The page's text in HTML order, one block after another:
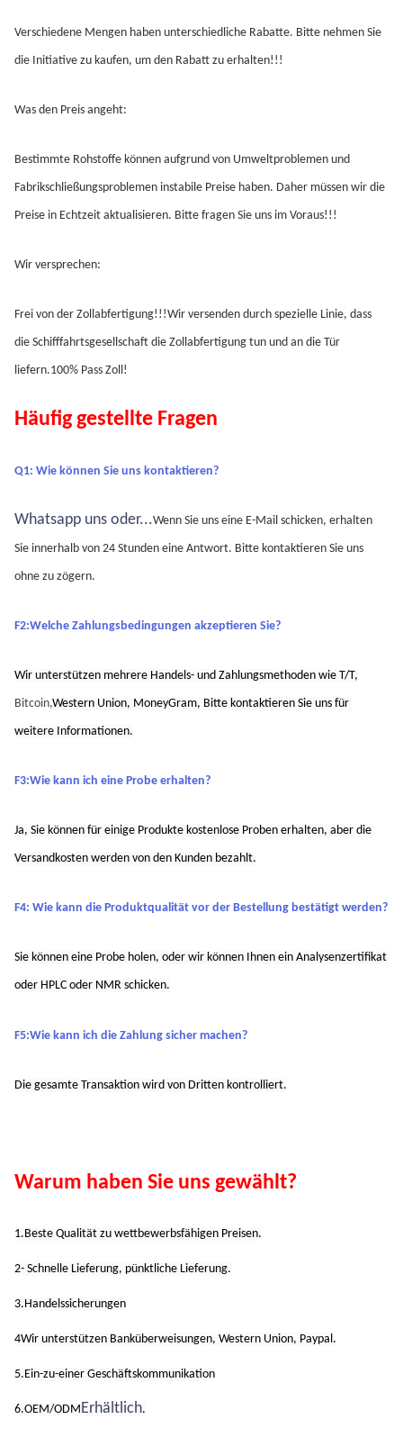
Verschiedene Mengen haben unterschiedliche Rabatte. Bitte nehmen Sie
die Initiative zu kaufen, um den Rabatt zu erhalten!!!
Was den Preis angeht:
Bestimmte Rohstoffe können aufgrund von Umweltproblemen und
Fabrikschließungsproblemen instabile Preise haben. Daher müssen wir die
Preise in Echtzeit aktualisieren. Bitte fragen Sie uns im Voraus!!!
Wir versprechen:
Frei von der Zollabfertigung!!!Wir versenden durch spezielle Linie, dass
die Schifffahrtsgesellschaft die Zollabfertigung tun und an die Tür
liefern.100% Pass Zoll!
Häufig gestellte Fragen
Q1: Wie können Sie uns kontaktieren?
Whatsapp uns oder...Wenn Sie uns eine E-Mail schicken, erhalten
Sie innerhalb von 24 Stunden eine Antwort. Bitte kontaktieren Sie uns
ohne zu zögern.
F2:Welche Zahlungsbedingungen akzeptieren Sie?
Wir unterstützen mehrere Handels- und Zahlungsmethoden wie T/T,
Bitcoin,Western Union, MoneyGram, Bitte kontaktieren Sie uns für
weitere Informationen.
F3:Wie kann ich eine Probe erhalten?
Ja, Sie können für einige Produkte kostenlose Proben erhalten, aber die
Versandkosten werden von den Kunden bezahlt.
F4: Wie kann die Produktqualität vor der Bestellung bestätigt werden?
Sie können eine Probe holen, oder wir können Ihnen ein Analysenzertifikat
oder HPLC oder NMR schicken.
F5:Wie kann ich die Zahlung sicher machen?
Die gesamte Transaktion wird von Dritten kontrolliert.
Warum haben Sie uns gewählt?
1.Beste Qualität zu wettbewerbsfähigen Preisen.
2- Schnelle Lieferung, pünktliche Lieferung.
3.Handelssicherungen
4Wir unterstützen Banküberweisungen, Western Union, Paypal.
5.Ein-zu-einer Geschäftskommunikation
6.OEM/ODMErhältlich.